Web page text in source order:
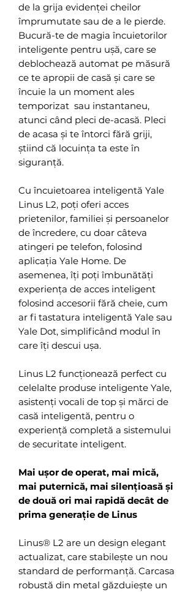
de la grija evidenței cheilor
împrumutate sau de a le pierde.
Bucură-te de magia încuietorilor
inteligente pentru ușă, care se
deblochează automat pe măsură
ce te apropii de casă și care se
încuie la un moment ales
temporizat sau instantaneu,
atunci când pleci de-acasă. Pleci
de acasa și te întorci fără griji,
știind că locuința ta este în
siguranță.
Cu încuietoarea inteligentă Yale
Linus L2, poți oferi acces
prietenilor, familiei și persoanelor
de încredere, cu doar câteva
atingeri pe telefon, folosind
aplicația Yale Home. De
asemenea, îți poți îmbunătăți
experiența de acces inteligent
folosind accesorii fără cheie, cum
ar fi tastatura inteligentă Yale sau
Yale Dot, simplificând modul în
care îți descui ușa.
Linus L2 funcționează perfect cu
celelalte produse inteligente Yale,
asistenți vocali de top și mărci de
casă inteligentă, pentru o
experiență completă a sistemului
de securitate inteligent.
Mai ușor de operat, mai mică,
mai puternică, mai silențioasă și
de două ori mai rapidă decât de
prima generație de Linus
Linus® L2 are un design elegant
actualizat, care stabilește un nou
standard de performanță. Carcasa
robustă din metal găzduiește un